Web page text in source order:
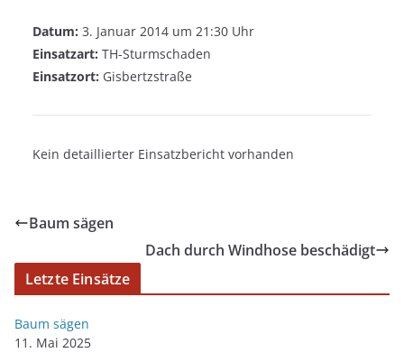
Datum: 3. Januar 2014 um 21:30 Uhr
Einsatzart: TH-Sturmschaden
Einsatzort: Gisbertzstraße
Kein detaillierter Einsatzbericht vorhanden
Baum sägen
Dach durch Windhose beschädigt
Letzte Einsätze
Baum sägen
11. Mai 2025